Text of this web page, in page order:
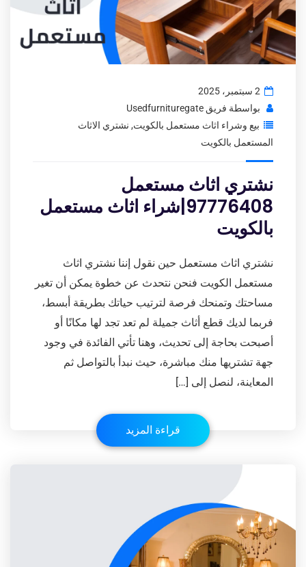
2 سبتمبر، 2025
بواسطة فريق Usedfurnituregate
بيع وشراء اثاث مستعمل بالكويت, نشتري الاثاث
المستعمل بالكويت
نشتري اثاث مستعمل
97776408|شراء اثاث مستعمل
بالكويت
نشتري اثاث مستعمل حين نقول إننا نشتري اثاث
مستعمل الكويت فنحن نتحدث عن خطوة يمكن أن تغير
مساحتك وتمنحك فرصة لترتيب حياتك بطريقة أبسط،
فربما لديك قطع أثاث جميلة لم تعد تجد لها مكانًا أو
أصبحت بحاجة إلى تحديث، وهنا تأتي الفائدة في وجود
جهة تشتريها منك مباشرة، حيث نبدأ بالتواصل ثم
المعاينة، لنصل إلى […]
قراءة المزيد